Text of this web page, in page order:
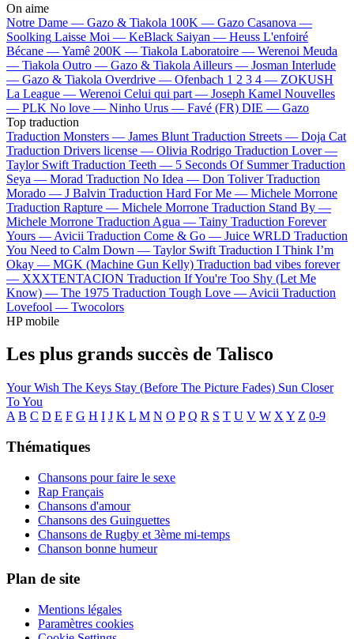
On aime
Notre Dame — Gazo & Tiakola 100K — Gazo Casanova —
Soolking Laisse Moi — KeBlack Saiyan — Heuss L'enfoiré
Bécane —Yamê 200K — Tiakola Laboratoire — Werenoi Meuda
— Tiakola Outro — Gazo & Tiakola Ailleurs — Josman Interlude
— Gazo & Tiakola Overdrive — Ofenbach 1 2 3 4 — ZOKUSH
La League — Werenoi Celui qui part — Joseph Kamel Nouvelles
— PLK No love — Ninho Urus — Favé (FR) DIE — Gazo
Top traduction
Traduction Monsters — James Blunt Traduction Streets — Doja Cat
Traduction Drivers license — Olivia Rodrigo Traduction Lover —
Taylor Swift Traduction Teeth — 5 Seconds Of Summer Traduction
Seya — Morad Traduction No Idea — Don Toliver Traduction
Morado — J Balvin Traduction Hard For Me — Michele Morrone
Traduction Rapture — Michele Morrone Traduction Stand By —
Michele Morrone Traduction Agua — Tainy Traduction Forever
Yours — Avicii Traduction Come & Go — Juice WRLD Traduction
You Need to Calm Down — Taylor Swift Traduction I Think I’m
Okay — MGK (Machine Gun Kelly) Traduction bad vibes forever
— XXXTENTACION Traduction If You're Too Shy (Let Me
Know) — The 1975 Traduction Tough Love — Avicii Traduction
Lovefool — Twocolors
HP mobile
Les plus grands succès de Talisco
Your Wish The Keys Stay (Before The Picture Fades) Sun Closer
To You
A B C D E F G H I J K L M N O P Q R S T U V W X Y Z 0-9
Thématiques
Chansons pour faire le sexe
Rap Français
Chansons d'amour
Chansons des Guinguettes
Chansons de Rugby et 3ème mi-temps
Chanson bonne humeur
Plan de site
Mentions légales
Paramètres cookies